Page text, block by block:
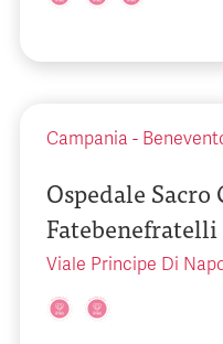
Campania -
Ospedale
Fatebenefratelli
Viale Principe Di